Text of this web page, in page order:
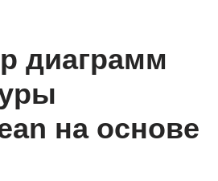
диаграмм
на основе